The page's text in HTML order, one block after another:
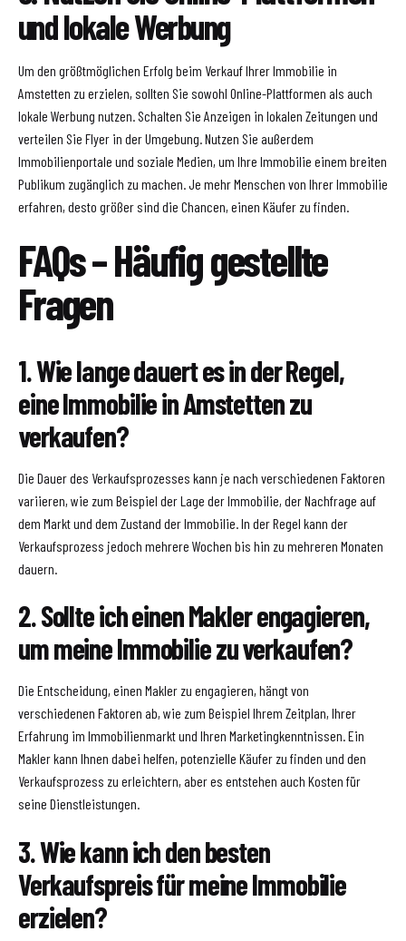
und lokale Werbung
Um den größtmöglichen Erfolg beim Verkauf Ihrer Immobilie in
Amstetten zu erzielen, sollten Sie sowohl Online-Plattformen als auch
lokale Werbung nutzen. Schalten Sie Anzeigen in lokalen Zeitungen und
verteilen Sie Flyer in der Umgebung. Nutzen Sie außerdem
Immobilienportale und soziale Medien, um Ihre Immobilie einem breiten
Publikum zugänglich zu machen. Je mehr Menschen von Ihrer Immobilie
erfahren, desto größer sind die Chancen, einen Käufer zu finden.
FAQs – Häufig gestellte
Fragen
1. Wie lange dauert es in der Regel,
eine Immobilie in Amstetten zu
verkaufen?
Die Dauer des Verkaufsprozesses kann je nach verschiedenen Faktoren
variieren, wie zum Beispiel der Lage der Immobilie, der Nachfrage auf
dem Markt und dem Zustand der Immobilie. In der Regel kann der
Verkaufsprozess jedoch mehrere Wochen bis hin zu mehreren Monaten
dauern.
2. Sollte ich einen Makler engagieren,
um meine Immobilie zu verkaufen?
Die Entscheidung, einen Makler zu engagieren, hängt von
verschiedenen Faktoren ab, wie zum Beispiel Ihrem Zeitplan, Ihrer
Erfahrung im Immobilienmarkt und Ihren Marketingkenntnissen. Ein
Makler kann Ihnen dabei helfen, potenzielle Käufer zu finden und den
Verkaufsprozess zu erleichtern, aber es entstehen auch Kosten für
seine Dienstleistungen.
3. Wie kann ich den besten
Verkaufspreis für meine Immobilie
erzielen?